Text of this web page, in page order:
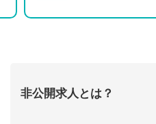
非公開求人とは？